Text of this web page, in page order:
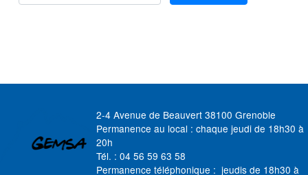
2-4 Avenue de Beauvert 38100 Grenoble
Permanence au local : chaque jeudi de 18h30 à
20h
Tél. : 04 56 59 63 58
Permanence téléphonique : jeudis de 18h30 à